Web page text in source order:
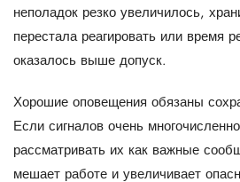
неполадок резко увеличилось,
перестала реагировать или время
оказалось выше допуск.
Хорошие оповещения обязаны
Если сигналов очень
рассматривать их как важные
мешает работе и увеличивает